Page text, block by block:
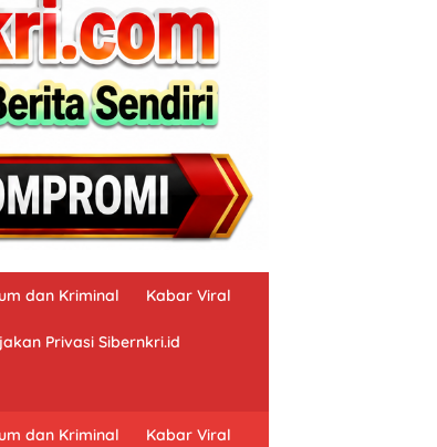
dan Kriminal Kabar Viral
Privasi Sibernkri.id
dan Kriminal Kabar Viral